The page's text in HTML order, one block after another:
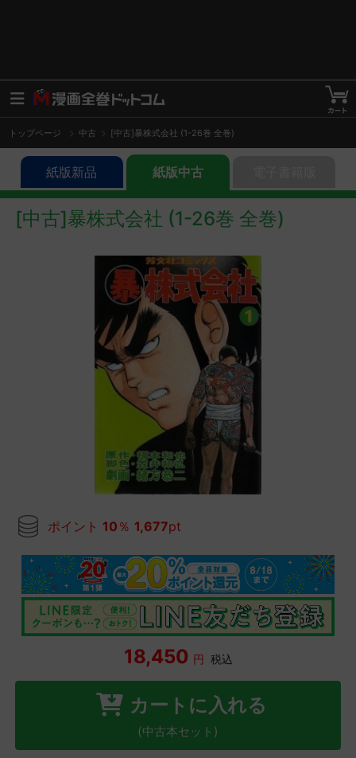
トップページ 中古 [中古]暴株式会社 (1-26巻 全巻)
紙版新品 紙版中古
[中古]暴株式会社 (1-26巻 全巻)
ポイント 10 ％ 1,677pt
18,450 円 税込
カートに入れる
(中古本セット)